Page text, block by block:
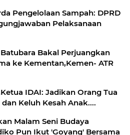
Pelaksanaan
Bakal Perjuangkan
ke Kementan,Kemen- ATR
IDAI: Jadikan Orang Tua
Keluh Kesah Anak....
Malam Seni Budaya
Pun Ikut 'Goyang' Bersama